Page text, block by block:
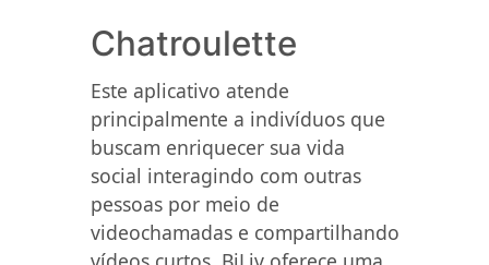
Chatroulette
Este aplicativo atende
principalmente a indivíduos que
buscam enriquecer sua vida
social interagindo com outras
pessoas por meio de
videochamadas e compartilhando